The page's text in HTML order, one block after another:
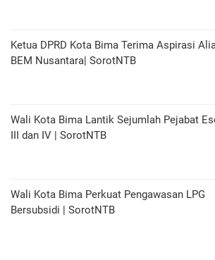
Ketua DPRD Kota Bima Terima Aspirasi
BEM Nusantara| SorotNTB
Wali Kota Bima Lantik Sejumlah Pejabat
III dan IV | SorotNTB
Wali Kota Bima Perkuat Pengawasan LPG
Bersubsidi | SorotNTB